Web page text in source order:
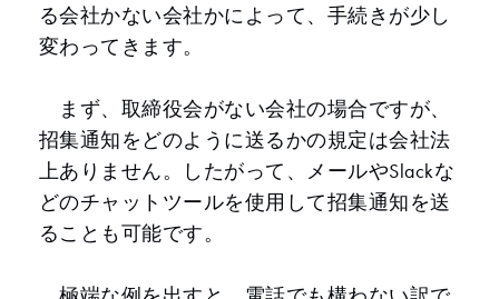
る会社かない会社かによって、手続きが少し
変わってきます。
まず、取締役会がない会社の場合ですが、
招集通知をどのように送るかの規定は会社法
上ありません。したがって、メールやSlackな
どのチャットツールを使用して招集通知を送
ることも可能です。